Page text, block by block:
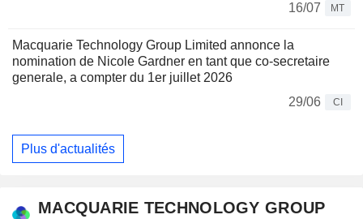
16/07
MT
Macquarie Technology Group Limited annonce la
nomination de Nicole Gardner en tant que co-secretaire
generale, a compter du 1er juillet 2026
29/06
CI
Plus d'actualités
MACQUARIE TECHNOLOGY GROUP